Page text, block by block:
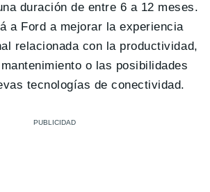
duración de entre 6 a 12 meses.
a Ford a mejorar la experiencia
relacionada con la productividad,
o las posibilidades
tecnologías de conectividad.